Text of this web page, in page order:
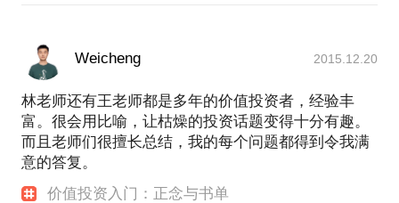
Weicheng 2015.12.20
林老师还有王老师都是多年的价值投资者，经验丰
富。很会用比喻，让枯燥的投资话题变得十分有趣。
而且老师们很擅长总结，我的每个问题都得到令我满
意的答复。
价值投资入门：正念与书单